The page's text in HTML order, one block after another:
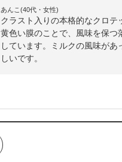
あんこ(40代・女性)
クラスト入りの本格的なクロ
黄色い膜のことで、風味を保
しています。ミルクの風味が
しいです。